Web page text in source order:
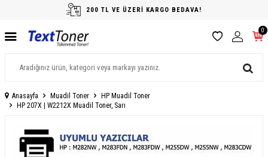
200 TL VE ÜZERİ KARGO BEDAVA!
0
Anasayfa Muadil Toner
HP Muadil Toner
HP 207X | W2212X Muadil Toner, Sarı